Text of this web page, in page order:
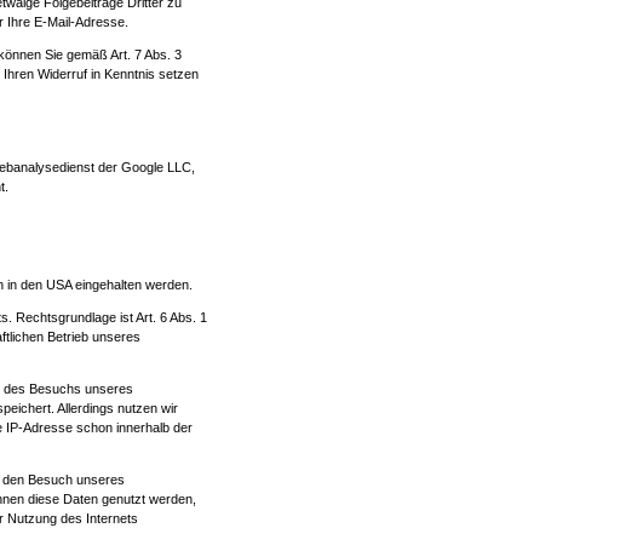
Ihre E-Mail-Adresse.
Sie gemäß Art. 7 Abs. 3
Widerruf in Kenntnis setzen
der Google LLC,
den USA eingehalten werden.
Rechtsgrundlage ist Art. 6 Abs. 1
Betrieb unseres
des Besuchs unseres
Allerdings nutzen wir
IP-Adresse schon innerhalb der
Besuch unseres
diese Daten genutzt werden,
Nutzung des Internets